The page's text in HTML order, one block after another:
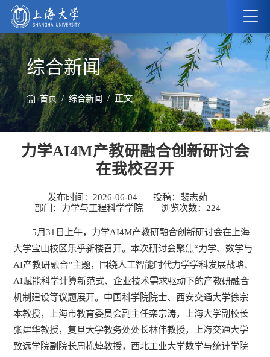
综合新闻
首页/综合新闻 / 正文
力学AI4M产教研融合创新研讨会
在我校召开
发布时间：2026-06-04
投稿：裴志茹
部门：力学与工程科学学院
浏览次数： 224
5月31日上午，力学AI4M产教研融合创新研讨会在上海
大学宝山校区乐乎新楼召开。本次研讨会聚焦“力学、数学与
AI产教研融合”主题，围绕人工智能时代力学学科发展战略、
AI赋能科学计算新范式、企业技术需求驱动下的产教研融合
机制建设等议题展开。中国科学院院士、西安交通大学徐宗
本教授，上海市教育委员会副主任栾宗涛，上海大学副校长
张建华教授，复旦大学教务处处长林伟教授，上海交通大学
致远学院副院长周栋焯教授，西北工业大学数学与统计学院